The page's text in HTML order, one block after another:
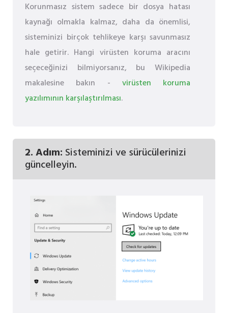
Korunmasız sistem sadece bir dosya hatası
kaynağı olmakla kalmaz, daha da önemlisi,
sisteminizi birçok tehlikeye karşı savunmasız
hale getirir. Hangi virüsten koruma aracını
seçeceğinizi bilmiyorsanız, bu Wikipedia
makalesine bakın - virüsten koruma
yazılımının karşılaştırılması.
2. Adım: Sisteminizi ve sürücülerinizi
güncelleyin.